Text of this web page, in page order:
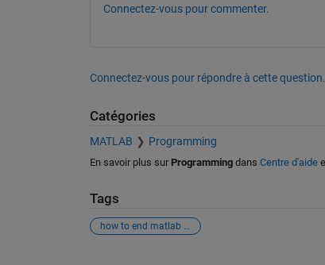
Connectez-vous pour commenter.
Connectez-vous pour répondre à cette question.
Catégories
MATLAB Programming
En savoir plus sur Programmingdans Centre d'aide
Tags
how to end matlab session